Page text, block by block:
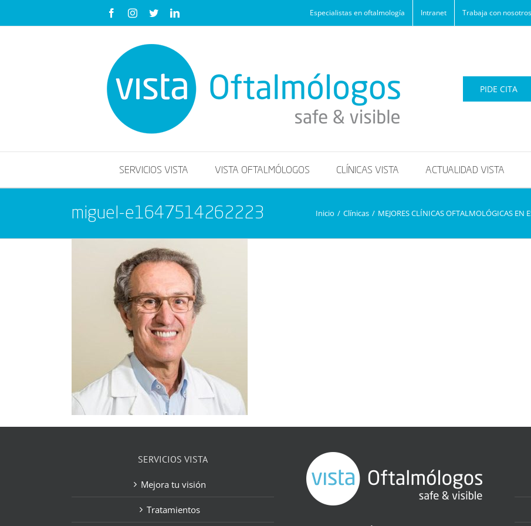
FacebookInstagram
TwitterLinkedIn Especialistas en oftalmología Intranet Trabaja con nosotros
PIDE CITA
SERVICIOS VISTA VISTA OFTALMÓLOGOS CLÍNICAS VISTA ACTUALIDAD VISTA
miguel-e1647514262223 Inicio / Clínicas / MEJORES CLÍNICAS OFTALMOLÓGICAS EN
SERVICIOS VISTA
Mejora tu visión
Tratamientos